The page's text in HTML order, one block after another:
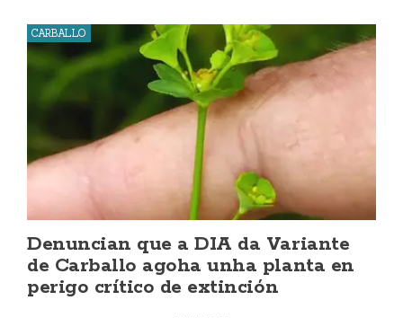
CARBALLO
Denuncian que a DIA da Variante
de Carballo agoha unha planta en
perigo crítico de extinción